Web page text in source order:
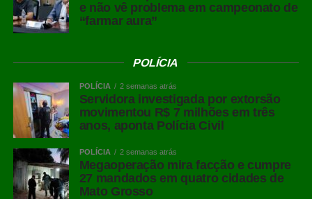
e não vê problema em campeonato de
“farmar aura”
POLÍCIA
POLÍCIA 2 semanas atrás
Servidora investigada por extorsão
movimentou R$ 7 milhões em três
anos, aponta Polícia Civil
POLÍCIA 2 semanas atrás
Megaoperação mira facção e cumpre
27 mandados em quatro cidades de
Mato Grosso